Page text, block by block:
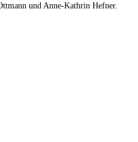
und Anne-Kathrin Hefner.